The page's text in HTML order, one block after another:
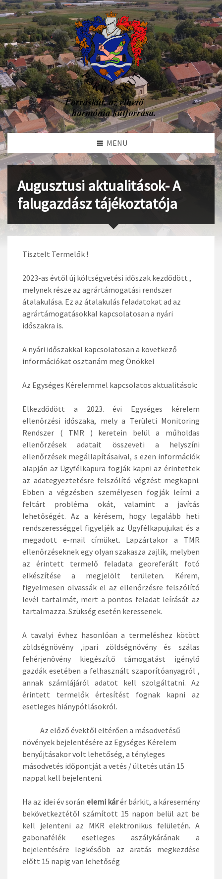
MENU
Augusztusi aktualitások- A
falugazdász tájékoztatója
Tisztelt Termelők !
2023-as évtől új költségvetési időszak kezdődött ,
melynek része az agrártámogatási rendszer
átalakulása. Ez az átalakulás feladatokat ad az
agrártámogatásokkal kapcsolatosan a nyári
időszakra is.
A nyári időszakkal kapcsolatosan a következő
információkat osztanám meg Önökkel
Az Egységes Kérelemmel kapcsolatos aktualitások:
Elkezdődött a 2023. évi Egységes kérelem
ellenőrzési időszaka, mely a Területi Monitoring
Rendszer ( TMR ) keretein belül a műholdas
ellenőrzések adatait összeveti a helyszíni
ellenőrzések megállapításaival, s ezen információk
alapján az Ügyfélkapura fogják kapni az érintettek
az adategyeztetésre felszólító végzést megkapni.
Ebben a végzésben személyesen fogják leírni a
feltárt probléma okát, valamint a javítás
lehetőségét. Az a kérésem, hogy legalább heti
rendszerességgel figyeljék az Ügyfélkapujukat és a
megadott e-mail címüket. Lapzártakor a TMR
ellenőrzéseknek egy olyan szakasza zajlik, melyben
az érintett termelő feladata georeferált fotó
elkészítése a megjelölt területen. Kérem,
figyelmesen olvassák el az ellenőrzésre felszólító
levél tartalmát, mert a pontos feladat leírását az
tartalmazza. Szükség esetén keressenek.
A tavalyi évhez hasonlóan a termeléshez kötött
zöldségnövény ,ipari zöldségnövény és szálas
fehérjenövény kiegészítő támogatást igénylő
gazdák esetében a felhasznált szaporítóanyagról ,
annak számlájáról adatot kell szolgáltatni. Az
érintett termelők értesítést fognak kapni az
esetleges hiánypótlásokról.
Az előző évektől eltérően a másodvetésű
növények bejelentésére az Egységes Kérelem
benyújtásakor volt lehetőség, a tényleges
másodvetés időpontját a vetés / ültetés után 15
nappal kell bejelenteni.
Ha az idei év során elemi kárér bárkit, a káresemény
bekövetkeztétől számított 15 napon belül azt be
kell jelenteni az MKR elektronikus felületén. A
gabonafélék esetleges aszálykárának a
bejelentésére legkésőbb az aratás megkezdése
előtt 15 napig van lehetőség